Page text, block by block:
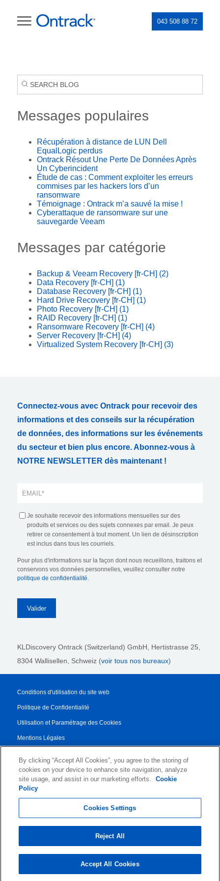
043 508 88 72
Messages populaires
Récupération à distance de LUN Dell
EqualLogic perdus
Ontrack Résout Une Perte De Données Après
Un Cyberincident
Étude de cas : Comment exploiter les erreurs
commises par les hackers lors d’un
ransomware
Témoignage : Ontrack m’a sauvé la mise !
Cyberattaque de ransomware sur une
sauvegarde Veeam
Messages par catégorie
Backup & Veeam Recovery [fr-CH] (2)
Data Recovery [fr-CH] (1)
Database Recovery [fr-CH] (1)
Hard Drive Recovery [fr-CH] (1)
Photo Recovery [fr-CH] (1)
RAID Recovery [fr-CH] (1)
Ransomware Recovery [fr-CH] (4)
Server Recovery [fr-CH] (4)
Virtualized System Recovery [fr-CH] (3)
Connectez-vous avec Ontrack pour recevoir des
informations et des conseils sur la récupération
de données, des informations sur les événements
du secteur et bien plus encore. Abonnez-vous à
NOTRE NEWSLETTER dès maintenant !
Je souhaite recevoir des informations mensuelles sur des
produits et services ou des sujets connexes par email. Je peux
retirer ce consentement à tout moment. Un lien de désinscription
est inclus dans tous les courriels.
Pour plus d'informations sur la façon dont nous recueillons, traitons et
conservons vos données personnelles, veuillez consulter notre
politique de confidentialité.
KLDiscovery Ontrack (Switzerland) GmbH, Hertistrasse 25,
8304 Wallisellen, Schweiz (voir tous nos bureaux)
Conditions d'utilisation du site web
Politique de Confidentialité
Utilisation et Paramétrage des Cookies
Mentions Légales
Conditions Générales de Vente
Contrat de Partenariat
By clicking “Accept All Cookies”, you agree to the storing of
cookies on your device to enhance site navigation, analyze
site usage, and assist in our marketing efforts.
Cookie
Policy
Cookies Settings
Reject All
Accept All Cookies